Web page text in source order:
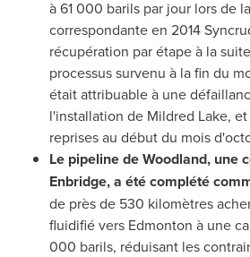
à 61 000 barils par jour lors de
correspondante en 2014
récupération par étape à la
processus survenu à la fin du
était attribuable à une
l'installation de Mildred Lake,
reprises au début du mois
Le pipeline de Woodland, une
Enbridge, a été complété
de près de 530 kilomètres
fluidifié vers Edmonton à une
000 barils, réduisant les